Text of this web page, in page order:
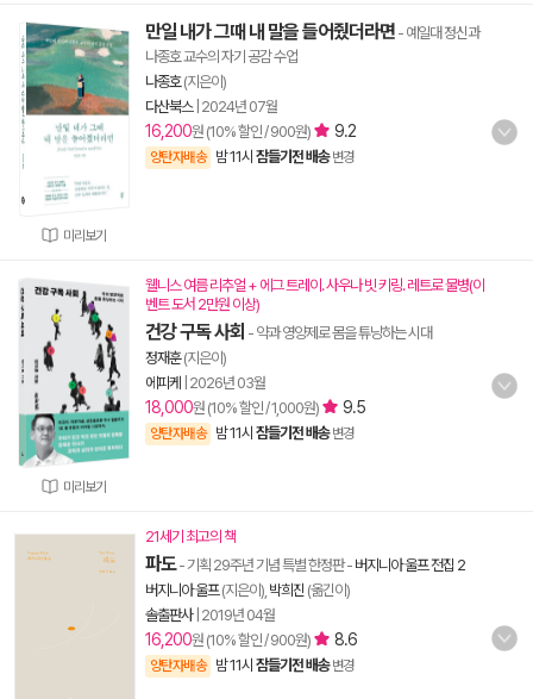
미리보기
만일 내가 그때 내 말을 들어줬더라면 - 예일대 정신과
나종호 교수의 자기 공감 수업
나종호(지은이)
다산북스| 2024년 07월
16,200원 (10% 할인 / 900원) 9.2
양탄자배송 밤 11시 잠들기전 배송 변경
미리보기
웰니스 여름 리추얼 + 에그 트레이. 사우나 빗 키링. 레트로 물병(이
벤트 도서 2만원 이상)
건강 구독 사회 - 약과 영양제로 몸을 튜닝하는 시대
정재훈(지은이)
에피케
2026년 03월
18,000원 (10% 할인 / 1,000원) 9.5
양탄자배송 밤 11시 잠들기전 배송 변경
21세기 최고의 책
파도- 기획 29주년 기념 특별 한정판- 버지니아 울프 전집 2
버지니아 울프(지은이), 박희진 (옮긴이)
솔출판사| 2019년 04월
16,200원 (10% 할인 / 900원) 8.6
양탄자배송 밤 11시 잠들기전 배송 변경